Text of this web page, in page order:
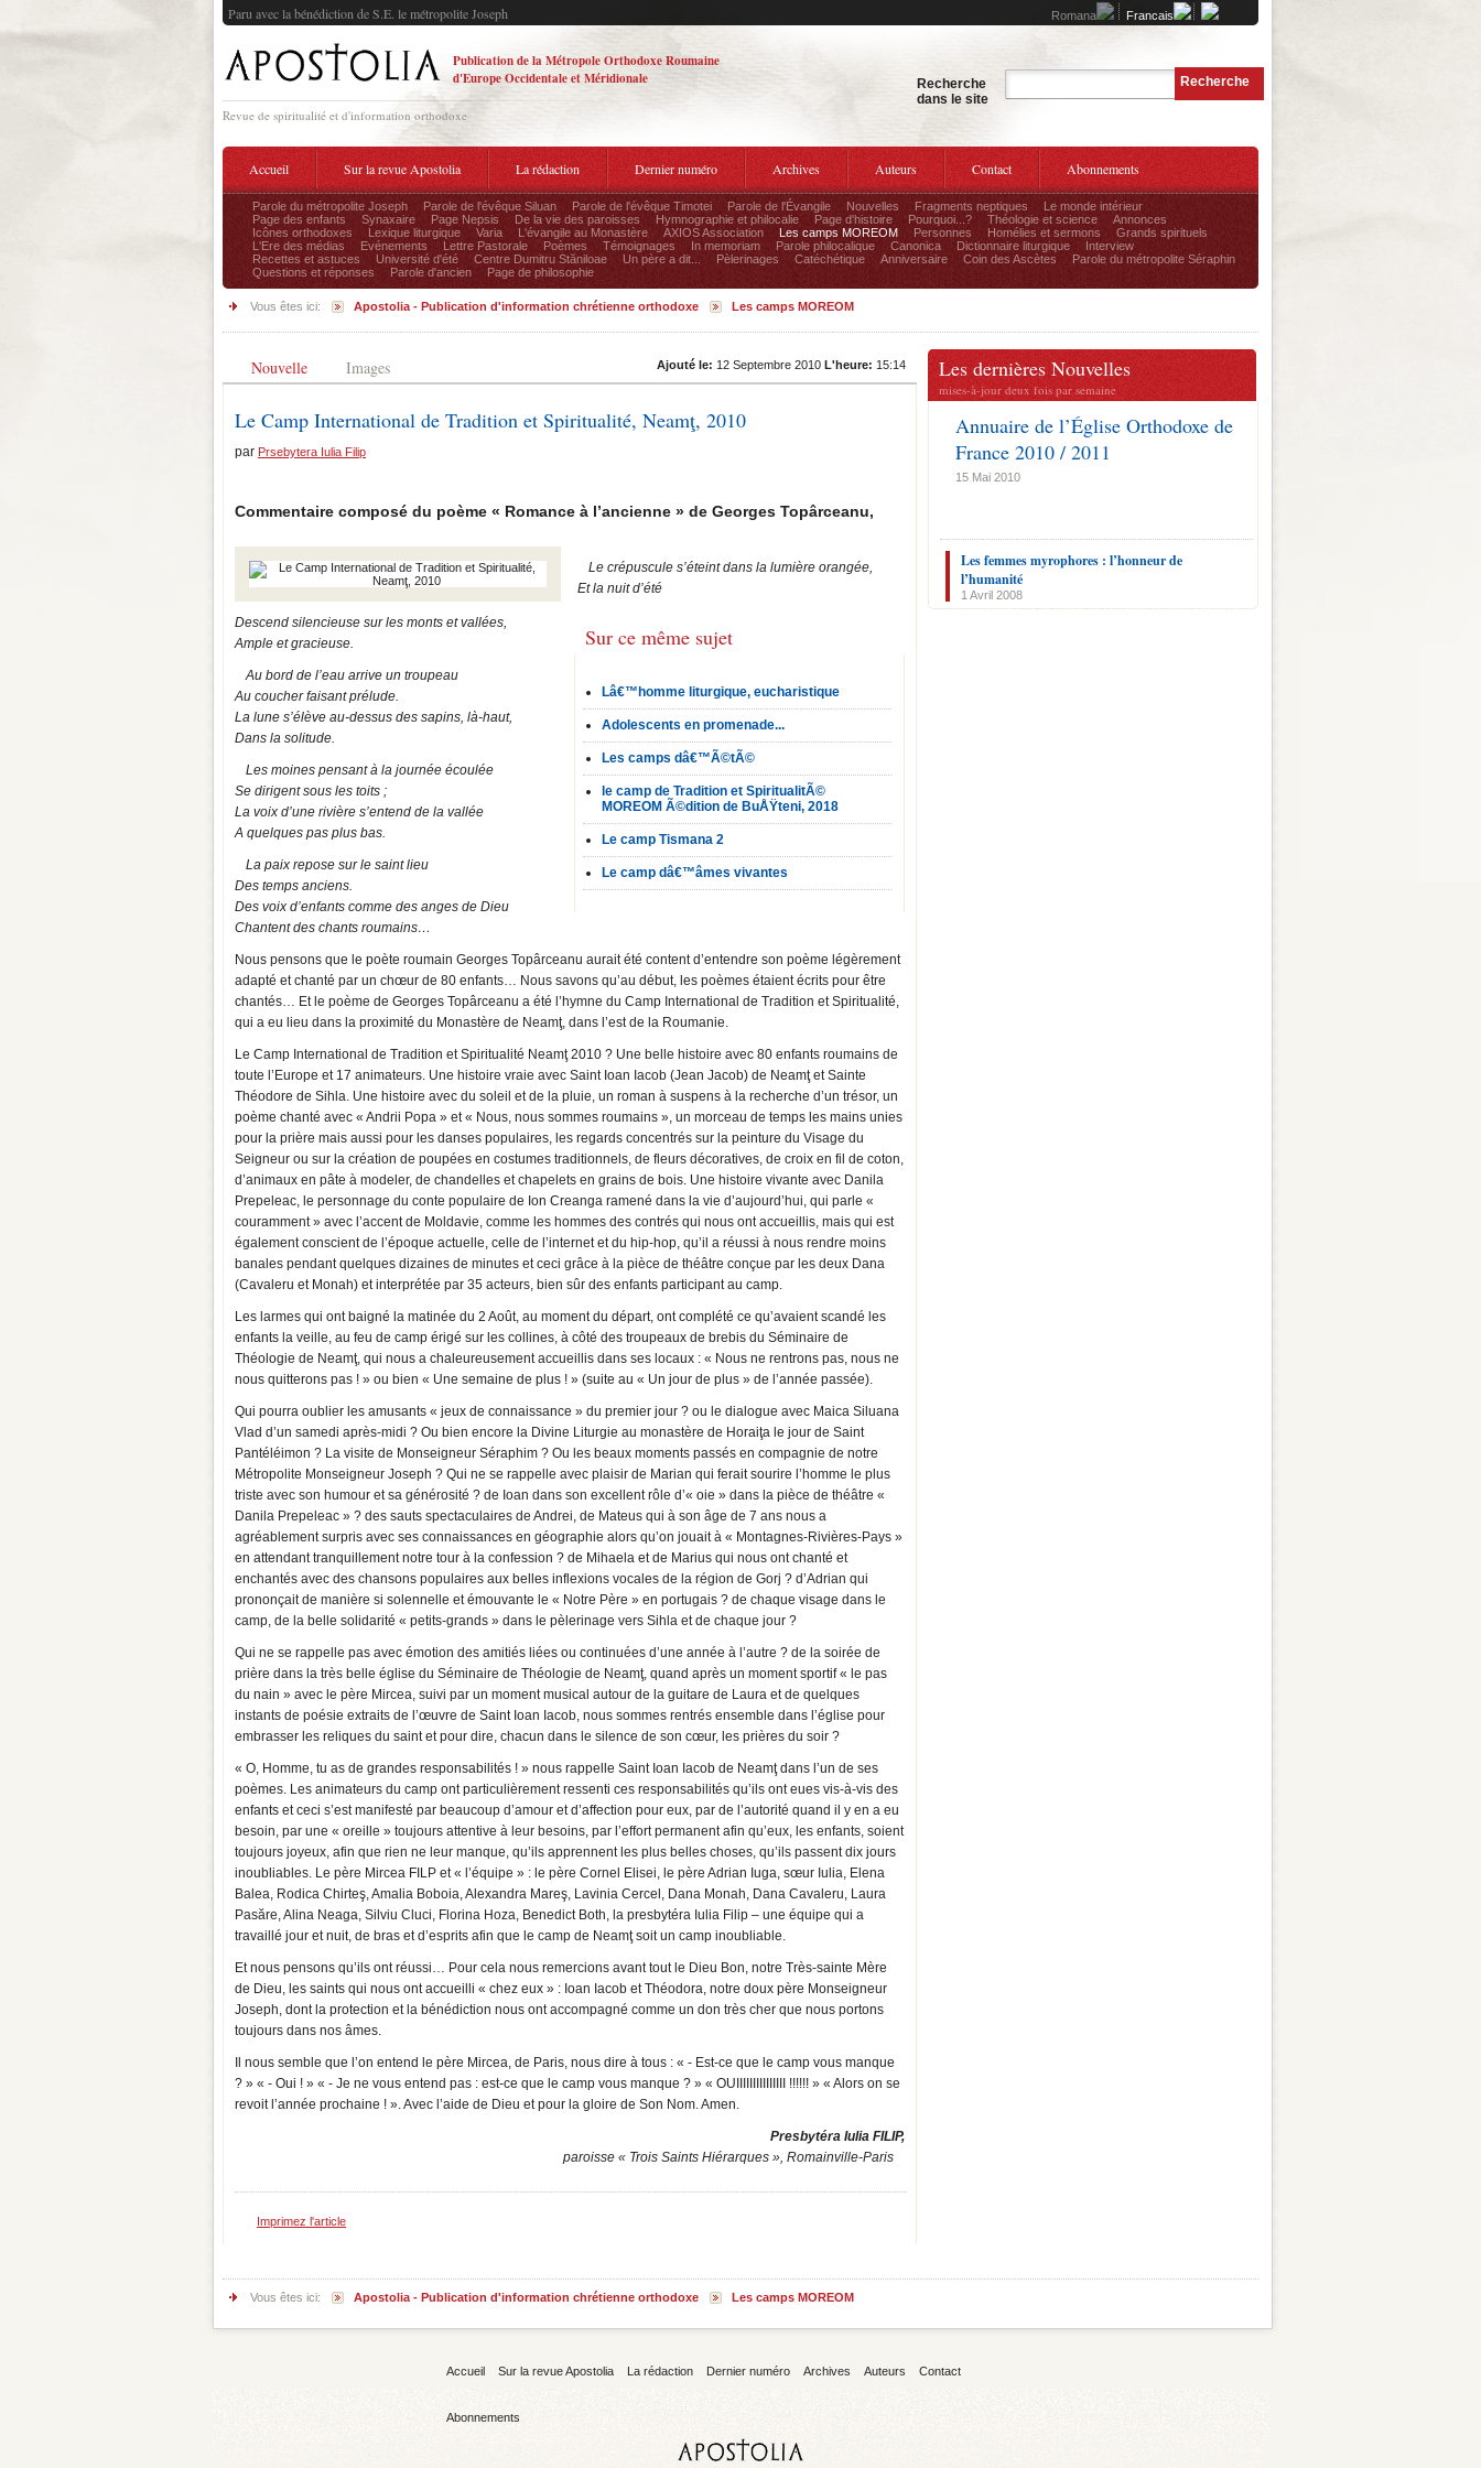
Paru avec la bénédiction de S.E. le métropolite Joseph Romana Francais
Publication de la Métropole Orthodoxe Roumaine
d'Europe Occidentale et Méridionale
Revue de spiritualité et d'information orthodoxe
Recherche
dans le site
Recherche
Accueil Sur la revue Apostolia La rédaction Dernier numéro Archives Auteurs Contact Abonnements
Parole du métropolite Joseph Parole de l'évêque Siluan Parole de l'évêque Timotei Parole de l'Évangile Nouvelles Fragments neptiques
Le monde intérieur
Page des enfants
Synaxaire Page Nepsis De la vie des paroisses Hymnographie et philocalie Page d'histoire Pourquoi...? Théologie et science
Annonces
Icônes orthodoxes
Lexique liturgique Varia L'évangile au Monastère AXIOS Association Les camps MOREOM Personnes Homélies et sermons
Grands spirituels
L'Ere des médias
Evénements Lettre Pastorale Poèmes Témoignages In memoriam Parole philocalique Canonica Dictionnaire liturgique
Interview
Recettes et astuces
Université d'été Centre Dumitru Stăniloae Un père a dit... Pèlerinages Catéchétique Anniversaire Coin des Ascètes
Parole du métropolite Séraphin
Questions et réponses
Parole d'ancien Page de philosophie
Vous êtes ici: Apostolia - Publication d'information chrétienne orthodoxe Les camps MOREOM
Nouvelle Images Ajouté le: 12 Septembre 2010 L'heure: 15:14
Le Camp International de Tradition et Spiritualité, Neamţ, 2010
par Prsebytera Iulia Filip
Commentaire composé du poème « Romance à l’ancienne » de Georges Topârceanu,
Sur ce même sujet
Lâ€™homme liturgique, eucharistique
Adolescents en promenade...
Les camps dâ€™Ã©tÃ©
le camp de Tradition et SpiritualitÃ©
MOREOM Ã©dition de BuÅŸteni, 2018
Le camp Tismana 2
Le camp dâ€™âmes vivantes
Le crépuscule s’éteint dans la lumière orangée,
Et la nuit d’été
Descend silencieuse sur les monts et vallées,
Ample et gracieuse.
Au bord de l’eau arrive un troupeau
Au coucher faisant prélude.
La lune s’élève au-dessus des sapins, là-haut,
Dans la solitude.
Les moines pensant à la journée écoulée
Se dirigent sous les toits ;
La voix d’une rivière s’entend de la vallée
A quelques pas plus bas.
La paix repose sur le saint lieu
Des temps anciens.
Des voix d’enfants comme des anges de Dieu
Chantent des chants roumains…
Nous pensons que le poète roumain Georges Topârceanu aurait été content d’entendre son poème légèrement
adapté et chanté par un chœur de 80 enfants… Nous savons qu’au début, les poèmes étaient écrits pour être
chantés… Et le poème de Georges Topârceanu a été l’hymne du Camp International de Tradition et Spiritualité,
qui a eu lieu dans la proximité du Monastère de Neamţ, dans l’est de la Roumanie.
Le Camp International de Tradition et Spiritualité Neamţ 2010 ? Une belle histoire avec 80 enfants roumains de
toute l’Europe et 17 animateurs. Une histoire vraie avec Saint Ioan Iacob (Jean Jacob) de Neamţ et Sainte
Théodore de Sihla. Une histoire avec du soleil et de la pluie, un roman à suspens à la recherche d’un trésor, un
poème chanté avec « Andrii Popa » et « Nous, nous sommes roumains », un morceau de temps les mains unies
pour la prière mais aussi pour les danses populaires, les regards concentrés sur la peinture du Visage du
Seigneur ou sur la création de poupées en costumes traditionnels, de fleurs décoratives, de croix en fil de coton,
d’animaux en pâte à modeler, de chandelles et chapelets en grains de bois. Une histoire vivante avec Danila
Prepeleac, le personnage du conte populaire de Ion Creanga ramené dans la vie d’aujourd’hui, qui parle «
couramment » avec l’accent de Moldavie, comme les hommes des contrés qui nous ont accueillis, mais qui est
également conscient de l’époque actuelle, celle de l’internet et du hip-hop, qu’il a réussi à nous rendre moins
banales pendant quelques dizaines de minutes et ceci grâce à la pièce de théâtre conçue par les deux Dana
(Cavaleru et Monah) et interprétée par 35 acteurs, bien sûr des enfants participant au camp.
Les larmes qui ont baigné la matinée du 2 Août, au moment du départ, ont complété ce qu’avaient scandé les
enfants la veille, au feu de camp érigé sur les collines, à côté des troupeaux de brebis du Séminaire de
Théologie de Neamţ, qui nous a chaleureusement accueillis dans ses locaux : « Nous ne rentrons pas, nous ne
nous quitterons pas ! » ou bien « Une semaine de plus ! » (suite au « Un jour de plus » de l’année passée).
Qui pourra oublier les amusants « jeux de connaissance » du premier jour ? ou le dialogue avec Maica Siluana
Vlad d’un samedi après-midi ? Ou bien encore la Divine Liturgie au monastère de Horaiţa le jour de Saint
Pantéléimon ? La visite de Monseigneur Séraphim ? Ou les beaux moments passés en compagnie de notre
Métropolite Monseigneur Joseph ? Qui ne se rappelle avec plaisir de Marian qui ferait sourire l’homme le plus
triste avec son humour et sa générosité ? de Ioan dans son excellent rôle d’« oie » dans la pièce de théâtre «
Danila Prepeleac » ? des sauts spectaculaires de Andrei, de Mateus qui à son âge de 7 ans nous a
agréablement surpris avec ses connaissances en géographie alors qu’on jouait à « Montagnes-Rivières-Pays »
en attendant tranquillement notre tour à la confession ? de Mihaela et de Marius qui nous ont chanté et
enchantés avec des chansons populaires aux belles inflexions vocales de la région de Gorj ? d’Adrian qui
prononçait de manière si solennelle et émouvante le « Notre Père » en portugais ? de chaque visage dans le
camp, de la belle solidarité « petits-grands » dans le pèlerinage vers Sihla et de chaque jour ?
Qui ne se rappelle pas avec émotion des amitiés liées ou continuées d’une année à l’autre ? de la soirée de
prière dans la très belle église du Séminaire de Théologie de Neamţ, quand après un moment sportif « le pas
du nain » avec le père Mircea, suivi par un moment musical autour de la guitare de Laura et de quelques
instants de poésie extraits de l’œuvre de Saint Ioan Iacob, nous sommes rentrés ensemble dans l’église pour
embrasser les reliques du saint et pour dire, chacun dans le silence de son cœur, les prières du soir ?
« O, Homme, tu as de grandes responsabilités ! » nous rappelle Saint Ioan Iacob de Neamţ dans l’un de ses
poèmes. Les animateurs du camp ont particulièrement ressenti ces responsabilités qu’ils ont eues vis-à-vis des
enfants et ceci s’est manifesté par beaucoup d’amour et d’affection pour eux, par de l’autorité quand il y en a eu
besoin, par une « oreille » toujours attentive à leur besoins, par l’effort permanent afin qu’eux, les enfants, soient
toujours joyeux, afin que rien ne leur manque, qu’ils apprennent les plus belles choses, qu’ils passent dix jours
inoubliables. Le père Mircea FILP et « l’équipe » : le père Cornel Elisei, le père Adrian Iuga, sœur Iulia, Elena
Balea, Rodica Chirteş, Amalia Boboia, Alexandra Mareş, Lavinia Cercel, Dana Monah, Dana Cavaleru, Laura
Pasăre, Alina Neaga, Silviu Cluci, Florina Hoza, Benedict Both, la presbytéra Iulia Filip – une équipe qui a
travaillé jour et nuit, de bras et d’esprits afin que le camp de Neamţ soit un camp inoubliable.
Et nous pensons qu’ils ont réussi… Pour cela nous remercions avant tout le Dieu Bon, notre Très-sainte Mère
de Dieu, les saints qui nous ont accueilli « chez eux » : Ioan Iacob et Théodora, notre doux père Monseigneur
Joseph, dont la protection et la bénédiction nous ont accompagné comme un don très cher que nous portons
toujours dans nos âmes.
Il nous semble que l’on entend le père Mircea, de Paris, nous dire à tous : « - Est-ce que le camp vous manque
? » « - Oui ! » « - Je ne vous entend pas : est-ce que le camp vous manque ? » « OUIIIIIIIIIIIIIII !!!!!! » « Alors on se
revoit l’année prochaine ! ». Avec l’aide de Dieu et pour la gloire de Son Nom. Amen.
Presbytéra Iulia FILIP,
paroisse « Trois Saints Hiérarques », Romainville-Paris
Imprimez l'article
Les dernières Nouvelles
mises-à-jour deux fois par semaine
Annuaire de l’Église Orthodoxe de
France 2010 / 2011
15 Mai 2010
Les femmes myrophores : l’honneur de
l’humanité
1 Avril 2008
Vous êtes ici: Apostolia - Publication d'information chrétienne orthodoxe Les camps MOREOM
Accueil Sur la revue Apostolia La rédaction Dernier numéro Archives Auteurs Contact
Abonnements